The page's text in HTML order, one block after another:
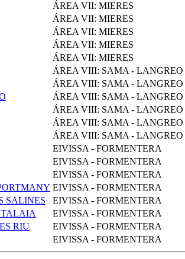
ÁREA VII: MIERES
ÁREA VII: MIERES
ÁREA VII: MIERES
ÁREA VII: MIERES
ÁREA VII: MIERES
ÁREA VIII: SAMA - LANGREO
ÁREA VIII: SAMA - LANGREO
ÁREA VIII: SAMA - LANGREO
ÁREA VIII: SAMA - LANGREO
ÁREA VIII: SAMA - LANGREO
ÁREA VIII: SAMA - LANGREO
EIVISSA - FORMENTERA
EIVISSA - FORMENTERA
EIVISSA - FORMENTERA
EIVISSA - FORMENTERA
SALINES
EIVISSA - FORMENTERA
TALAIA
EIVISSA - FORMENTERA
RIU
EIVISSA - FORMENTERA
EIVISSA - FORMENTERA